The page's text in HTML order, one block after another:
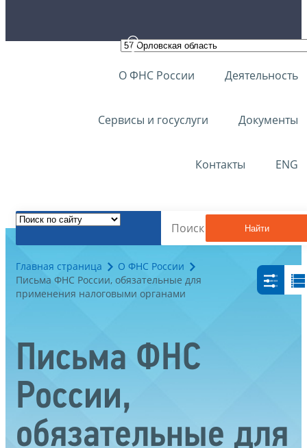
О ФНС России Деятельность
Сервисы и госуслуги Документы
Контакты ENG
Найти
Главная страница
О ФНС России
Письма ФНС России, обязательные для
применения налоговыми органами
Письма ФНС
России,
обязательные для